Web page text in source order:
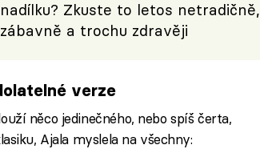
nadílku? Zkuste to letos netradičně,
zábavně a trochu zdravěji
verze
něco jedinečného, nebo spíš čerta,
Ajala myslela na všechny: